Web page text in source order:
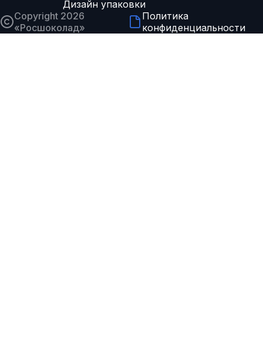
Дизайн упаковки
Copyright 2026
«Росшоколад»
Политика
конфиденциальности